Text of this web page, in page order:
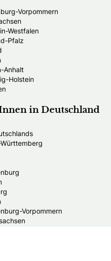
Vorpommern
Westfalen
Pfalz
Anhalt
Holstein
in Deutschland
Vorpommern